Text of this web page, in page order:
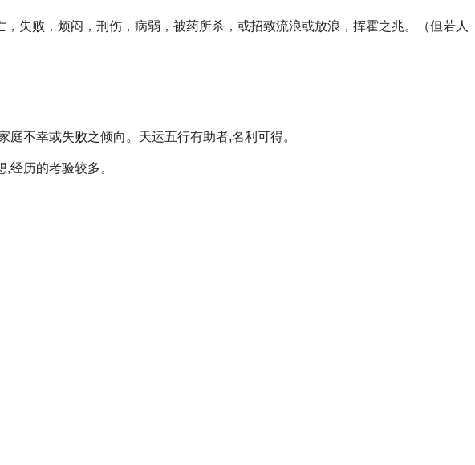
失败，烦闷，刑伤，病弱，被药所杀，或招致流浪或放浪，挥霍之兆。（但若人
不幸或失败之倾向。天运五行有助者,名利可得。
经历的考验较多。